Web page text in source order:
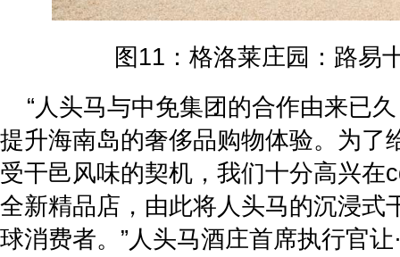
图11：格洛莱庄园：路易
“人头马与中免集团的合作由来已
提升海南岛的奢侈品购物体验。为了
受干邑风味的契机，我们十分高兴在
全新精品店，由此将人头马的沉浸式
球消费者。”人头马酒庄首席执行官让